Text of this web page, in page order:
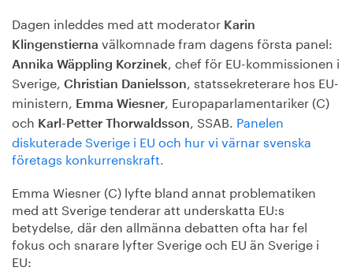
Dagen inleddes med att moderator Karin
Klingenstierna välkomnade fram dagens första panel:
Annika Wäppling Korzinek, chef för EU-kommissionen i
Sverige, Christian Danielsson, statssekreterare hos EU-
ministern, Emma Wiesner, Europaparlamentariker (C)
och Karl-Petter Thorwaldsson, SSAB. Panelen
diskuterade Sverige i EU och hur vi värnar svenska
företags konkurrenskraft.
Emma Wiesner (C) lyfte bland annat problematiken
med att Sverige tenderar att underskatta EU:s
betydelse, där den allmänna debatten ofta har fel
fokus och snarare lyfter Sverige och EU än Sverige i
EU: